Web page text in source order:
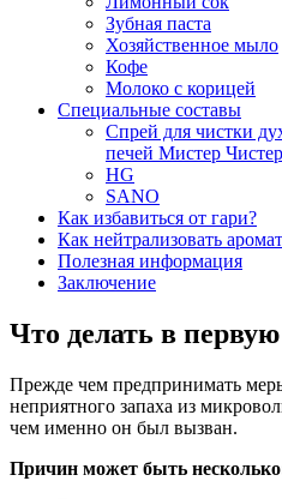
Зубная паста
Хозяйственное мыло
Кофе
Молоко с корицей
Специальные составы
Спрей для чистки
печей Мистер Чистер
HG
SANO
Как избавиться от гари?
Как нейтрализовать
Полезная информация
Заключение
Что делать в первую
Прежде чем предпринимать
неприятного запаха из
чем именно он был вызван.
Причин может быть